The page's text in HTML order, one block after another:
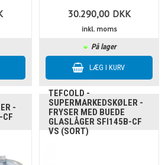
30.290,00 DKK
inkl. moms
På lager
-
CF
TEFCOLD -
SUPERMARKEDSKØLER -
FRYSER MED BUEDE
GLASLÅGER SFI145B-CF
VS (SORT)